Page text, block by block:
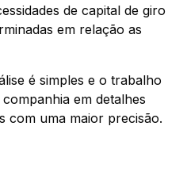
de capital de giro
em relação as
é simples e o trabalho
em detalhes
com uma maior precisão.